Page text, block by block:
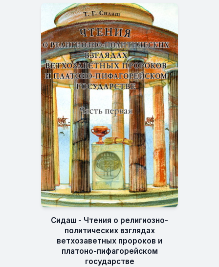
Сидаш - Чтения о религиозно-
политических взглядах
ветхозаветных пророков и
платоно-пифагорейском
государстве